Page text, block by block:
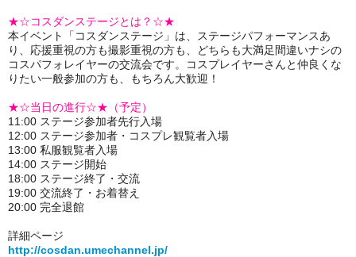
★☆コスダンステージとは？☆★
本イベント「コスダンステージ」は、ステージパフォーマンスあ
り、応援重視の方も撮影重視の方も、どちらも大満足間違いナシの
コスパフォレイヤーの交流会です。コスプレイヤーさんと仲良くな
りたい一般参加の方も、もちろん大歓迎！
★☆当日の進行☆★（予定）
11:00 ステージ参加者先行入場
12:00 ステージ参加者・コスプレ観覧者入場
13:00 私服観覧者入場
14:00 ステージ開始
18:00 ステージ終了・交流
19:00 交流終了・お着替え
20:00 完全退館
詳細ページ
http://cosdan.umechannel.jp/